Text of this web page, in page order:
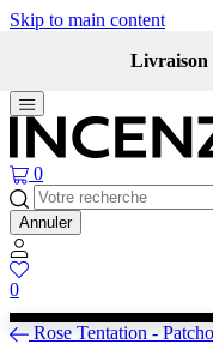
Skip to main content
Livraison
0
Annuler
0
Rose Tentation -